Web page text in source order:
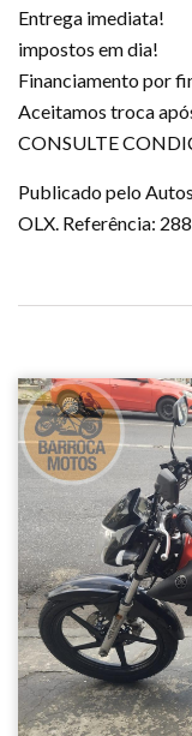
Entrega imediata!
impostos em dia!
Financiamento por
Aceitamos troca
CONSULTE
Publicado pelo
OLX. Referência: